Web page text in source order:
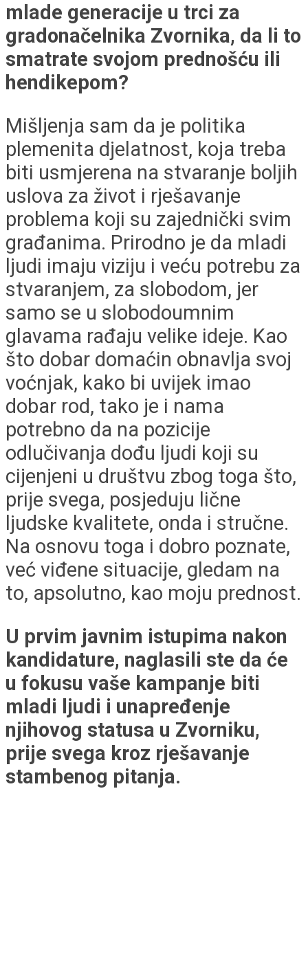
mlade generacije u trci za
gradonačelnika Zvornika, da li to
smatrate svojom prednošću ili
hendikepom?
Mišljenja sam da je politika
plemenita djelatnost, koja treba
biti usmjerena na stvaranje boljih
uslova za život i rješavanje
problema koji su zajednički svim
građanima. Prirodno je da mladi
ljudi imaju viziju i veću potrebu za
stvaranjem, za slobodom, jer
samo se u slobodoumnim
glavama rađaju velike ideje. Kao
što dobar domaćin obnavlja svoj
voćnjak, kako bi uvijek imao
dobar rod, tako je i nama
potrebno da na pozicije
odlučivanja dođu ljudi koji su
cijenjeni u društvu zbog toga što,
prije svega, posjeduju lične
ljudske kvalitete, onda i stručne.
Na osnovu toga i dobro poznate,
već viđene situacije, gledam na
to, apsolutno, kao moju prednost.
U prvim javnim istupima nakon
kandidature, naglasili ste da će
u fokusu vaše kampanje biti
mladi ljudi i unapređenje
njihovog statusa u Zvorniku,
prije svega kroz rješavanje
stambenog pitanja.